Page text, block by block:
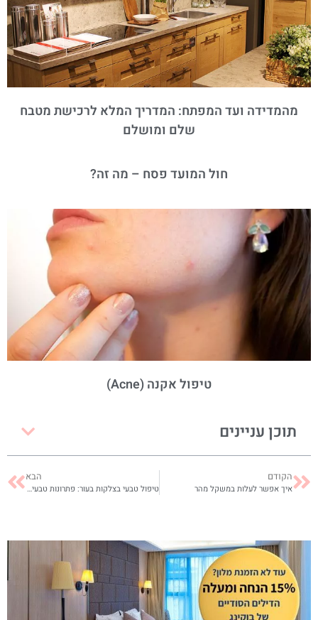
מהמדידה ועד המפתח: המדריך המלא לרכישת מטבח
שלם ומושלם
חול המועד פסח – מה זה?
טיפול אקנה (Acne)
תוכן עניינים
הקודם
איך אפשר לעלות במשקל מהר
הבא
טיפול טבעי בצלקות בעור: פתרונות טבעיים להחלמה והפחתת סימני צלקת